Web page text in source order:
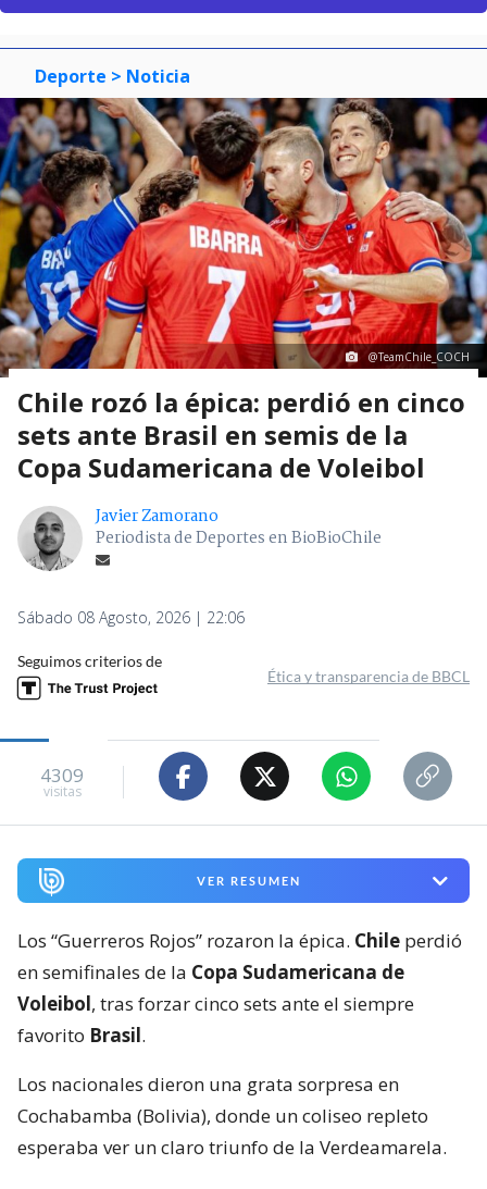
Deporte > Noticia
@TeamChile_COCH
Chile rozó la épica: perdió en cinco
sets ante Brasil en semis de la
Copa Sudamericana de Voleibol
Javier Zamorano
Periodista de Deportes en BioBioChile
Sábado 08 Agosto, 2026 | 22:06
Seguimos criterios de
Ética y transparencia de BBCL
4309
visitas
VER RESUMEN
Los “Guerreros Rojos” rozaron la épica. Chile perdió
en semifinales de la Copa Sudamericana de
Voleibol, tras forzar cinco sets ante el siempre
favorito Brasil.
Los nacionales dieron una grata sorpresa en
Cochabamba (Bolivia), donde un coliseo repleto
esperaba ver un claro triunfo de la Verdeamarela.